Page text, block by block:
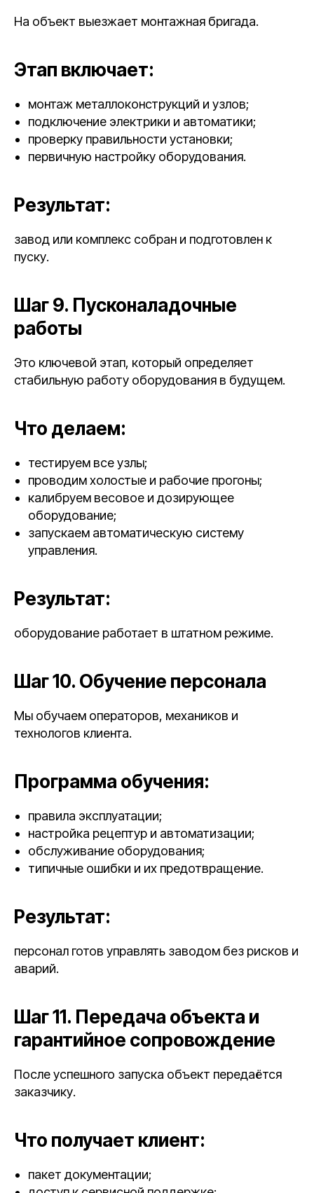
На объект выезжает монтажная бригада.
Этап включает:
монтаж металлоконструкций и узлов;
подключение электрики и автоматики;
проверку правильности установки;
первичную настройку оборудования.
Результат:
завод или комплекс собран и подготовлен к
пуску.
Шаг 9. Пусконаладочные
работы
Это ключевой этап, который определяет
стабильную работу оборудования в будущем.
Что делаем:
тестируем все узлы;
проводим холостые и рабочие прогоны;
калибруем весовое и дозирующее
оборудование;
запускаем автоматическую систему
управления.
Результат:
оборудование работает в штатном режиме.
Шаг 10. Обучение персонала
Мы обучаем операторов, механиков и
технологов клиента.
Программа обучения:
правила эксплуатации;
настройка рецептур и автоматизации;
обслуживание оборудования;
типичные ошибки и их предотвращение.
Результат:
персонал готов управлять заводом без рисков и
аварий.
Шаг 11. Передача объекта и
гарантийное сопровождение
После успешного запуска объект передаётся
заказчику.
Что получает клиент:
пакет документации;